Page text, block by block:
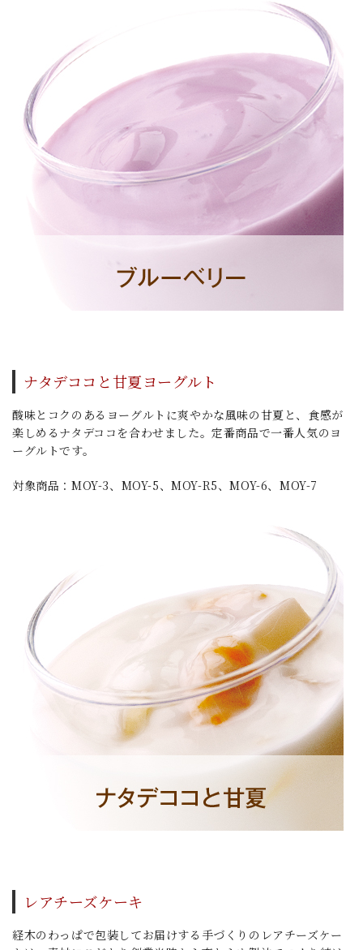
ナタデココと甘夏ヨーグルト
酸味とコクのあるヨーグルトに爽やかな風味の甘夏と、食感が
楽しめるナタデココを合わせました。定番商品で一番人気のヨ
ーグルトです。
対象商品：MOY-3、MOY-5、MOY-R5、MOY-6、MOY-7
レアチーズケーキ
経木のわっぱで包装してお届けする手づくりのレアチーズケー